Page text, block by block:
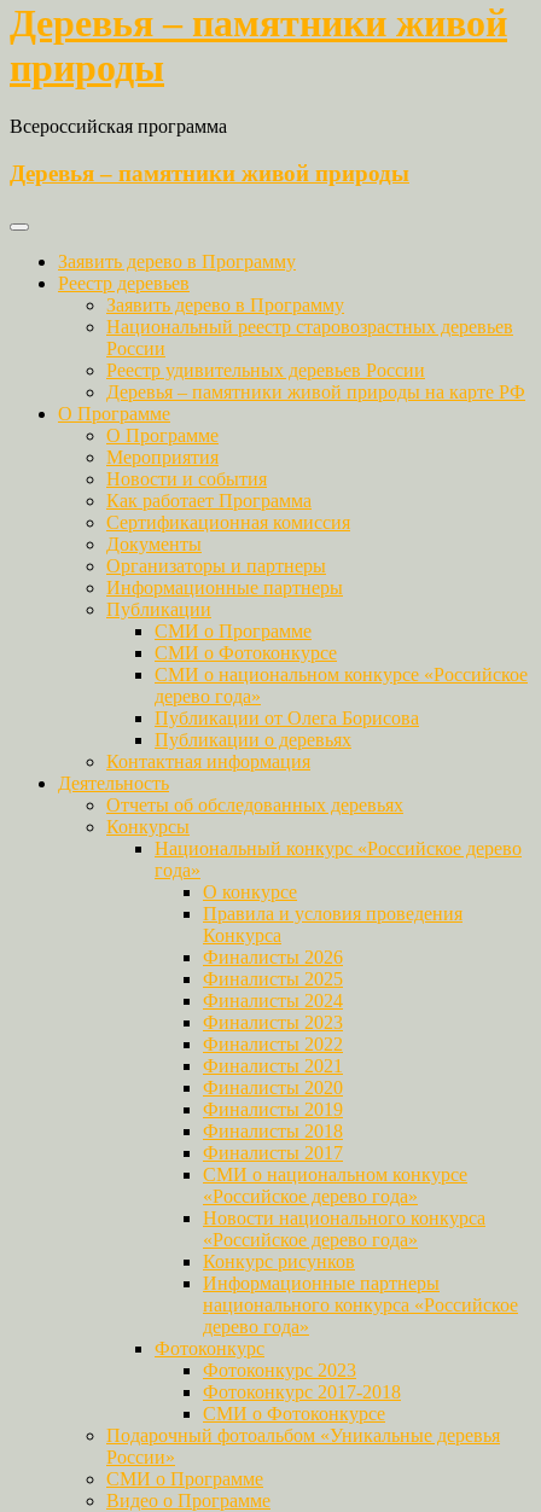
Деревья – памятники живой
природы
Всероссийская программа
Деревья – памятники живой природы
Заявить дерево в Программу
Реестр деревьев
Заявить дерево в Программу
Национальный реестр старовозрастных деревьев
России
Реестр удивительных деревьев России
Деревья – памятники живой природы на карте РФ
О Программе
О Программе
Мероприятия
Новости и события
Как работает Программа
Сертификационная комиссия
Документы
Организаторы и партнеры
Информационные партнеры
Публикации
СМИ о Программе
СМИ о Фотоконкурсе
СМИ о национальном конкурсе «Российское
дерево года»
Публикации от Олега Борисова
Публикации о деревьях
Контактная информация
Деятельность
Отчеты об обследованных деревьях
Конкурсы
Национальный конкурс «Российское дерево
года»
О конкурсе
Правила и условия проведения
Конкурса
Финалисты 2026
Финалисты 2025
Финалисты 2024
Финалисты 2023
Финалисты 2022
Финалисты 2021
Финалисты 2020
Финалисты 2019
Финалисты 2018
Финалисты 2017
СМИ о национальном конкурсе
«Российское дерево года»
Новости национального конкурса
«Российское дерево года»
Конкурс рисунков
Информационные партнеры
национального конкурса «Российское
дерево года»
Фотоконкурс
Фотоконкурс 2023
Фотоконкурс 2017-2018
СМИ о Фотоконкурсе
Подарочный фотоальбом «Уникальные деревья
России»
СМИ о Программе
Видео о Программе